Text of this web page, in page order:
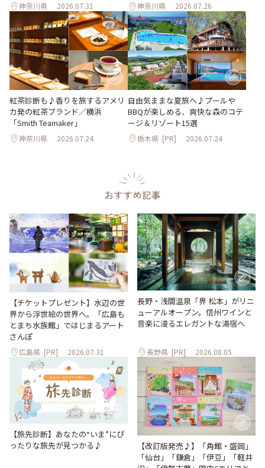
神奈川県 2026.07.31 神奈川県 2026.07.26
紅茶診断も♪香りを旅するアメリ
カ発の紅茶ブランド／横浜
「Smith Teamaker」
神奈川県 2026.07.24
自由気ままな夏旅へ♪プールや
BBQが楽しめる、爽快な森のコテ
ージ＆リゾート15選
栃木県 [PR] 2026.07.24
おすすめ記事
【チケットプレゼント】水辺の世
界から浮世絵の世界へ。「広島も
とまち水族館」ではじまるアート
さんぽ
広島県 [PR] 2026.07.31
長野・浅間温泉「界 松本」がリニ
ューアルオープン。信州ワインと
音楽に浸るエレガントな湯宿へ
長野県 [PR] 2026.08.05
【旅先診断】あなたの“いま”にぴ
ったりな旅先が見つかる♪
【改訂版発売♪】「角館・盛岡」
「仙台」「鎌倉」「伊豆」「軽井